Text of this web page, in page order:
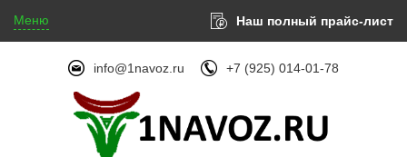
Меню Наш полный прайс-лист
info@1navoz.ru +7 (925) 014-01-78